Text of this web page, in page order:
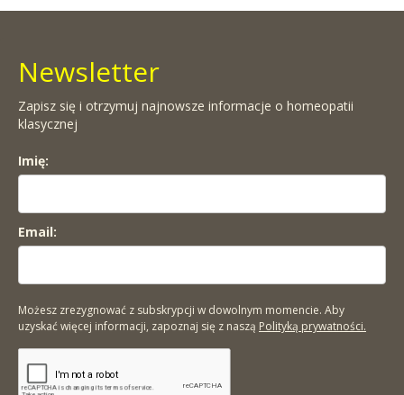
Newsletter
Zapisz się i otrzymuj najnowsze informacje o homeopatii
klasycznej
Imię:
Email:
Możesz zrezygnować z subskrypcji w dowolnym momencie. Aby
uzyskać więcej informacji, zapoznaj się z naszą Polityką prywatności.